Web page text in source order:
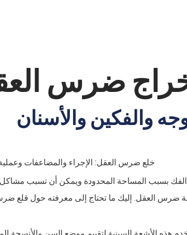
ضرس
والفكين والأسنان
خلع ضرس العقل: الإجراء والمضاعفات وعملية
الفك بسبب المساحة المحدودة ويمكن أن تسبب